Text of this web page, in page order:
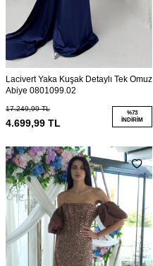
Lacivert Yaka Kuşak Detaylı Tek Omuz
Abiye 0801099.02
17.249,99TL
4.699,99 TL
%73
İNDIRIM